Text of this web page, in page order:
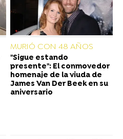
MURIÓ CON 48 AÑOS
"Sigue estando
presente": El conmovedor
homenaje de la viuda de
James Van Der Beek en su
aniversario